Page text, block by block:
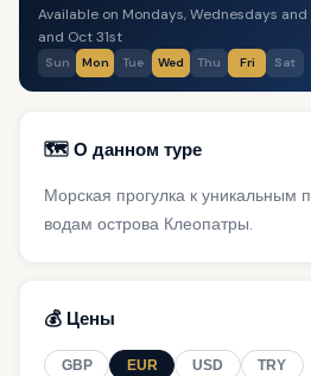
Available on Mondays, Wednesdays
and Oct 31st
Sun Mon Tue Wed Thu Fri Sat
🗺️ О данном туре
Морская прогулка к уникальным
водам острова Клеопатры.
💰 Цены
GBP EUR USD TRY